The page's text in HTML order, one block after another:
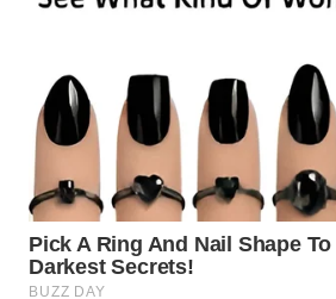
PURWAKARTA
WN
PRIANGAN
TIMUR
WN
SEMARANG